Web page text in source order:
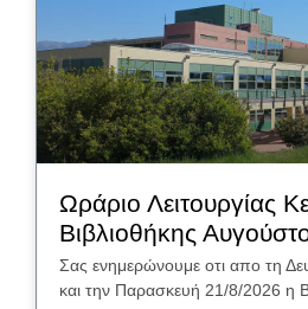
Ωράριο Λειτουργίας
Βιβλιοθήκης
Σας ενημερώνουμε οτι απο τη
και την Παρασκευή 21/8/2026 η